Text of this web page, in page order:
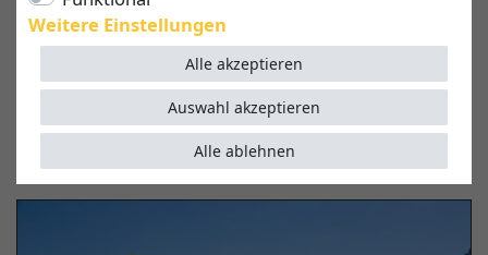
für die Kinder, denn die frische Luft fördert die
Konzentration und hält gesund.Sonnenschirme für
Kindergärten, Horte und Schulenermöglichen
Kindern eine unbeschwerte Zeit im Garten oder auf
dem Pausenhof und schützen sie vor zu intensiver
Sonneneinstrahlung.
Weitere Einstellungen
Alle akzeptieren
Alle ablehnen
Auswahl akzeptieren